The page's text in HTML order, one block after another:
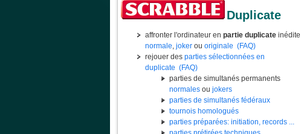
Duplicate
affronter l'ordinateur en partie duplicate inédite
normale, joker ou originale (FAQ)
rejouer des parties sélectionnées en
duplicate (FAQ)
parties de simultanés permanents
normales ou jokers
parties de simultanés fédéraux
tournois homologués
parties préparées: initiation, records ...